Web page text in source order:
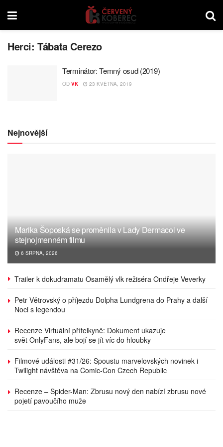
Herci:Tábata Cerezo
Terminátor: Temný osud (2019)
OD VK 23 KVĚTNA, 2019
Nejnovější
Marika Šoposká se proměnila v Lady Dermacol ve
stejnojmenném filmu
6 SRPNA, 2026
Trailer k dokudramatu Osamělý vlk režiséra Ondřeje Veverky
Petr Větrovský o příjezdu Dolpha Lundgrena do Prahy a další
Noci s legendou
Recenze Virtuální přítelkyně: Dokument ukazuje
svět OnlyFans, ale bojí se jít víc do hloubky
Filmové události #31/26: Spoustu marvelovských novinek i
Twilight návštěva na Comic-Con Czech Republic
Recenze – Spider-Man: Zbrusu nový den nabízí zbrusu nové
pojetí pavoučího muže